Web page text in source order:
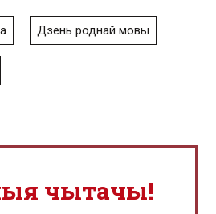
Дзень роднай мовы
чытачы!